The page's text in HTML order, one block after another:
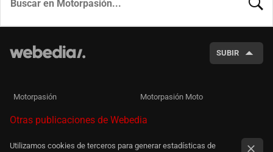
SUBIR
Motorpasión Motorpasión Moto
Otras publicaciones de Webedia
Utilizamos cookies de terceros para generar estadísticas de